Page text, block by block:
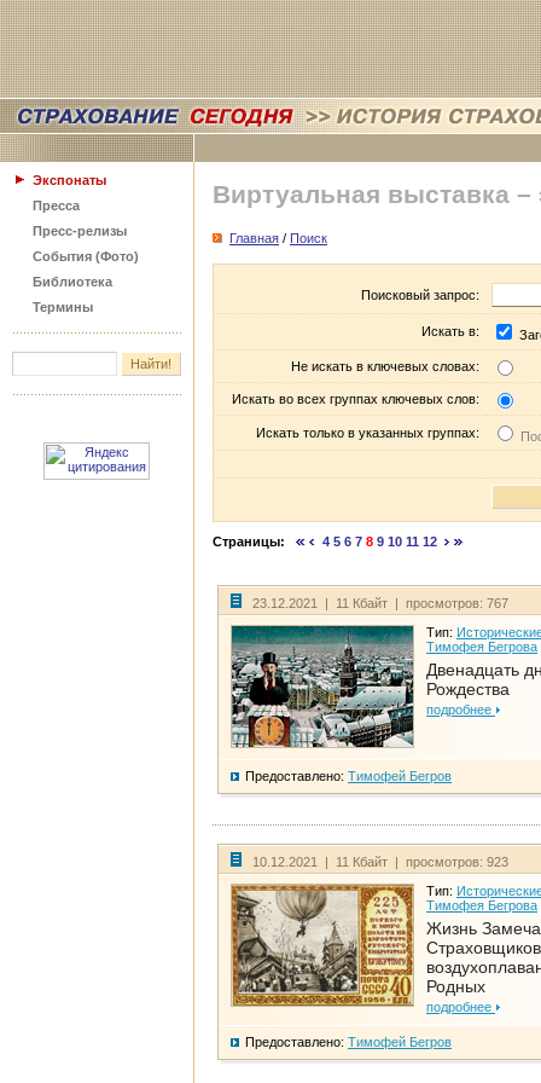
Экспонаты
Пресса
Пресс-релизы
События (Фото)
Библиотека
Термины
Виртуальная выставка –
Главная / Поиск
Поисковый запрос:
Искать в:
Не искать в ключевых словах:
Искать во всех группах ключевых слов:
Искать только в указанных группах:
Страницы: 4 5 6 7 8 9 10 11 12
23.12.2021 | 11 Кбайт | просмотров: 767
Тип:
Тимофея Бегрова
Двенадцать
Рождества
подробнее
Предоставлено: Тимофей Бегров
10.12.2021 | 11 Кбайт | просмотров: 923
Тип:
Тимофея Бегрова
Жизнь
Родных
подробнее
Предоставлено: Тимофей Бегров